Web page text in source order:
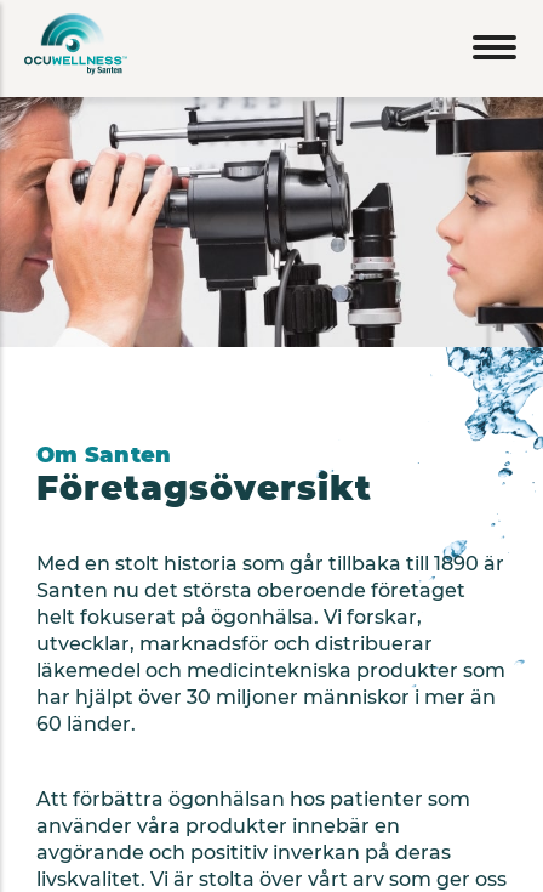
Hoppa
huvudinnehåll
Om Santen
Företagsöversikt
Med en stolt historia som går tillbaka till 1890 är
Santen nu det största oberoende företaget
helt fokuserat på ögonhälsa. Vi forskar,
utvecklar, marknadsför och distribuerar
läkemedel och medicintekniska produkter som
har hjälpt över 30 miljoner människor i mer än
60 länder.
Att förbättra ögonhälsan hos patienter som
använder våra produkter innebär en
avgörande och posititiv inverkan på deras
livskvalitet. Vi är stolta över vårt arv som ger oss